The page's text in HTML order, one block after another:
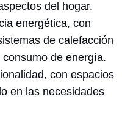
del hogar.
energética, con
de calefacción
de energía.
con espacios
en las necesidades